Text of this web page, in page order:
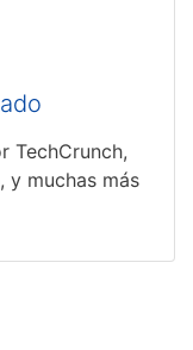
TechCrunch,
y muchas más